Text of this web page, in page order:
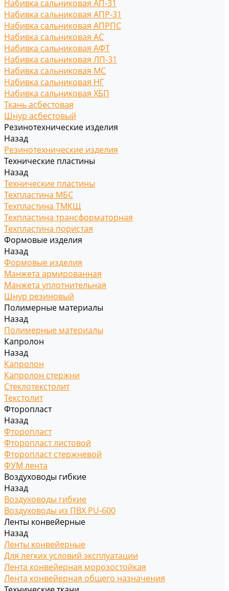
Набивка сальниковая АП-31
Набивка сальниковая АПР-31
Набивка сальниковая АПРПС
Набивка сальниковая АС
Набивка сальниковая АФТ
Набивка сальниковая ЛП-31
Набивка сальниковая МС
Набивка сальниковая НГ
Набивка сальниковая ХБП
Ткань асбестовая
Шнур асбестовый
Резинотехнические изделия
Назад
Резинотехнические изделия
Технические пластины
Назад
Технические пластины
Техпластина МБС
Техпластина ТМКЩ
Техпластина трансформаторная
Техпластина пористая
Формовые изделия
Назад
Формовые изделия
Манжета армированная
Манжета уплотнительная
Шнур резиновый
Полимерные материалы
Назад
Полимерные материалы
Капролон
Назад
Капролон
Капролон стержни
Стеклотекстолит
Текстолит
Фторопласт
Назад
Фторопласт
Фторопласт листовой
Фторопласт стержневой
ФУМ лента
Воздуховоды гибкие
Назад
Воздуховоды гибкие
Воздуховоды из ПВХ PU-600
Ленты конвейерные
Назад
Ленты конвейерные
Для легких условий эксплуатации
Лента конвейерная морозостойкая
Лента конвейерная общего назначения